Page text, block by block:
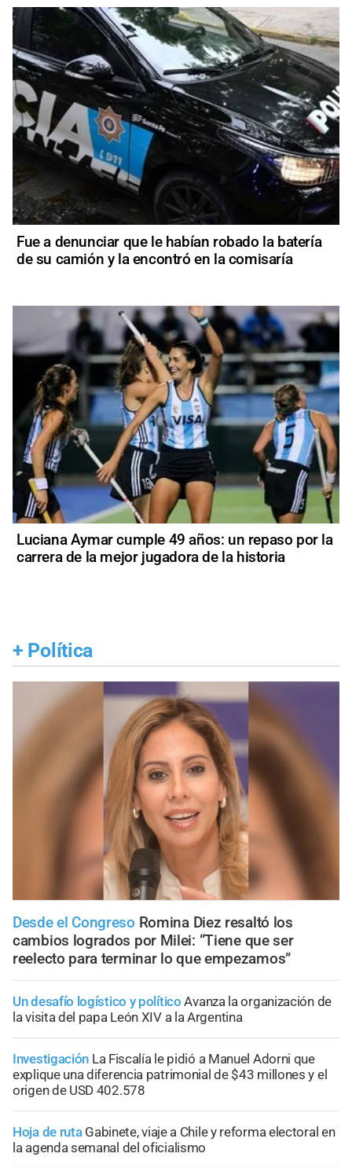
Fue a denunciar que le habían robado la batería
de su camión y la encontró en la comisaría
Luciana Aymar cumple 49 años: un repaso por la
carrera de la mejor jugadora de la historia
+ Política
Desde el Congreso Romina Diez resaltó los
cambios logrados por Milei: “Tiene que ser
reelecto para terminar lo que empezamos”
Un desafío logístico y político Avanza la organización de
la visita del papa León XIV a la Argentina
Investigación La Fiscalía le pidió a Manuel Adorni que
explique una diferencia patrimonial de $43 millones y el
origen de USD 402.578
Hoja de ruta Gabinete, viaje a Chile y reforma electoral en
la agenda semanal del oficialismo